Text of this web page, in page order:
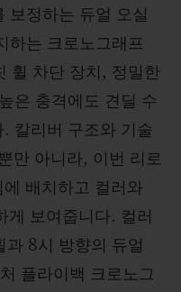
보정하는 듀얼 오실
하는 크로노그래프
휠 차단 장치, 정밀한
은 충격에도 견딜 수
칼리버 구조와 기술
만 아니라, 이번 리로
배치하고 컬러와
게 보여줍니다. 컬러
과 8시 방향의 듀얼
플라이백 크로노그